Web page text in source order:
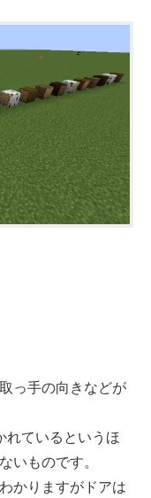
っ手の向きなどが
れているというほ
いものです。
かりますがドアは